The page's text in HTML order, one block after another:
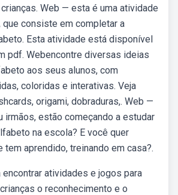
Web — esta é uma atividade
consiste em completar a
Esta atividade está disponível
pdf. Webencontre diversas ideias
aos seus alunos, com
coloridas e interativas. Veja
origami, dobraduras,. Web —
irmãos, estão começando a estudar
na escola? E você quer
tem aprendido, treinando em casa?.
encontrar atividades e jogos para
o reconhecimento e o